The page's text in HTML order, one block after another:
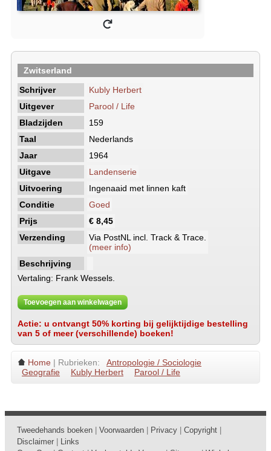
Zwitserland
Schrijver
Kubly Herbert
Uitgever
Parool / Life
Bladzijden
159
Taal
Nederlands
Jaar
1964
Uitgave
Landenserie
Uitvoering
Ingenaaid met linnen kaft
Conditie
Goed
Prijs
€ 8,45
Verzending
Via PostNL incl. Track & Trace.
(meer info)
Beschrijving
Vertaling: Frank Wessels.
Toevoegen aan winkelwagen
Actie: u ontvangt 50% korting bij gelijktijdige bestelling
van 5 of meer (verschillende) boeken!
Home | Rubrieken:
Antropologie / Sociologie
Geografie
Kubly Herbert Parool / Life
Tweedehands boeken Voorwaarden Privacy Copyright
Disclaimer
Links